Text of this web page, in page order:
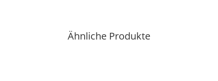
Ähnliche Produkte